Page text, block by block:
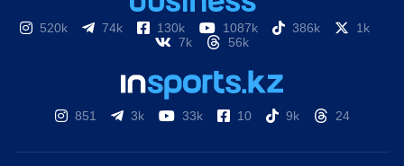
520k 74k 130k 1087k 386k
1k
7k
56k
851 3k 33k 10 9k 24